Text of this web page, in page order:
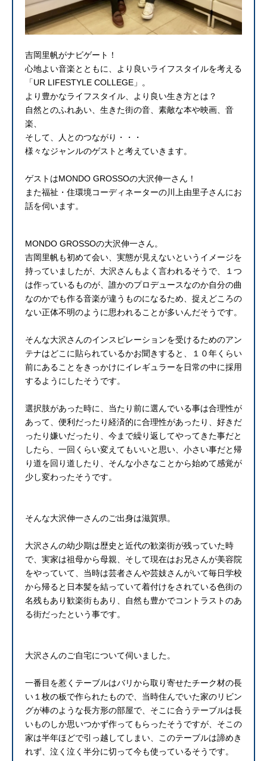
吉岡里帆がナビゲート！
心地よい音楽とともに、より良いライフスタイルを考える
「UR LIFESTYLE COLLEGE」。
より豊かなライフスタイル、より良い生き方とは？
自然とのふれあい、生きた街の音、素敵な本や映画、音
楽、
そして、人とのつながり・・・
様々なジャンルのゲストと考えていきます。
ゲストはMONDO GROSSOの大沢伸一さん！
また福祉・住環境コーディネーターの川上由里子さんにお
話を伺います。
MONDO GROSSOの大沢伸一さん。
吉岡里帆も初めて会い、実態が見えないというイメージを
持っていましたが、大沢さんもよく言われるそうで、１つ
は作っているものが、誰かのプロデュースなのか自分の曲
なのかでも作る音楽が違うものになるため、捉えどころの
ない正体不明のように思われることが多いんだそうです。
そんな大沢さんのインスピレーションを受けるためのアン
テナはどこに貼られているかお聞きすると、１０年くらい
前にあることをきっかけにイレギュラーを日常の中に採用
するようにしたそうです。
選択肢があった時に、当たり前に選んでいる事は合理性が
あって、便利だったり経済的に合理性があったり、好きだ
ったり嫌いだったり、今まで繰り返してやってきた事だと
したら、一回くらい変えてもいいと思い、小さい事だと帰
り道を回り道したり、そんな小さなことから始めて感覚が
少し変わったそうです。
そんな大沢伸一さんのご出身は滋賀県。
大沢さんの幼少期は歴史と近代の歓楽街が残っていた時
で、実家は祖母から母親、そして現在はお兄さんが美容院
をやっていて、当時は芸者さんや芸妓さんがいて毎日学校
から帰ると日本髪を結っていて着付けをされている色街の
名残もあり歓楽街もあり、自然も豊かでコントラストのあ
る街だったという事です。
大沢さんのご自宅について伺いました。
一番目を惹くテーブルはバリから取り寄せたチーク材の長
い１枚の板で作られたもので、当時住んでいた家のリビン
グが棒のような長方形の部屋で、そこに合うテーブルは長
いものしか思いつかず作ってもらったそうですが、そこの
家は半年ほどで引っ越してしまい、このテーブルは諦めき
れず、泣く泣く半分に切って今も使っているそうです。